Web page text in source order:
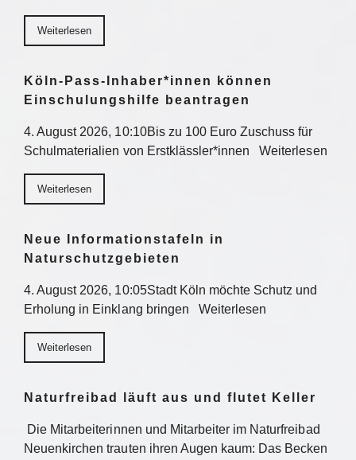
Weiterlesen
Köln-Pass-Inhaber*innen können
Einschulungshilfe beantragen
4. August 2026, 10:10Bis zu 100 Euro Zuschuss für
Schulmaterialien von Erstklässler*innen Weiterlesen
Weiterlesen
Neue Informationstafeln in
Naturschutzgebieten
4. August 2026, 10:05Stadt Köln möchte Schutz und
Erholung in Einklang bringen Weiterlesen
Weiterlesen
Naturfreibad läuft aus und flutet Keller
Die Mitarbeiterinnen und Mitarbeiter im Naturfreibad
Neuenkirchen trauten ihren Augen kaum: Das Becken